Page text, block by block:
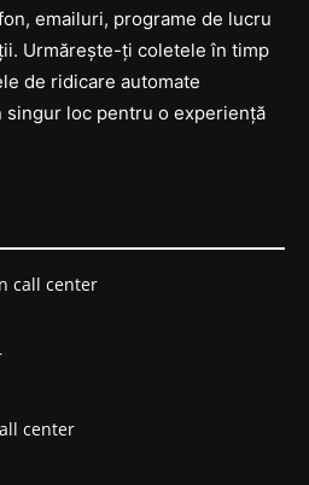
emailuri, programe de lucru
Urmărește-ți coletele în timp
de ridicare automate
loc pentru o experiență
call center
center